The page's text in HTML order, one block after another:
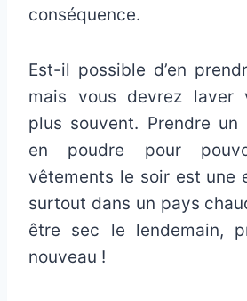
conséquence.
Est-il possible d’en
mais vous devrez laver
plus souvent. Prendre
en poudre pour
vêtements le soir est une
surtout dans un pays
être sec le lendemain,
nouveau !